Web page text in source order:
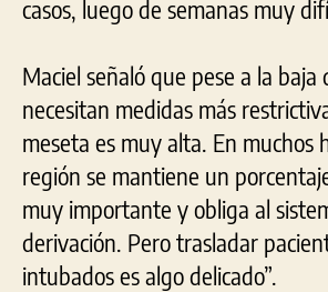
casos, luego de semanas muy
Maciel señaló que pese a la baja
necesitan medidas más
meseta es muy alta. En muchos
región se mantiene un
muy importante y obliga al
derivación. Pero trasladar
intubados es algo delicado”.